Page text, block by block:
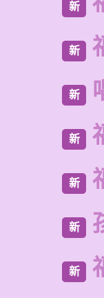
新
新
新
新
新
新
新